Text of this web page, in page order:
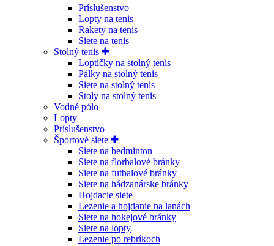
Príslušenstvo
Lopty na tenis
Rakety na tenis
Siete na tenis
Stolný tenis
Loptičky na stolný tenis
Pálky na stolný tenis
Siete na stolný tenis
Stoly na stolný tenis
Vodné pólo
Lopty
Príslušenstvo
Športové siete
Siete na bedminton
Siete na florbalové bránky
Siete na futbalové bránky
Siete na hádzanárske bránky
Hojdacie siete
Lezenie a hojdanie na lanách
Siete na hokejové bránky
Siete na lopty
Lezenie po rebríkoch